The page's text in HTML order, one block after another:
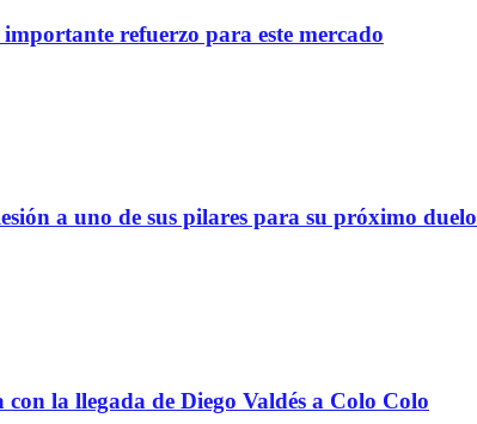
refuerzo para este mercado
a uno de sus pilares para su próximo duelo
la llegada de Diego Valdés a Colo Colo